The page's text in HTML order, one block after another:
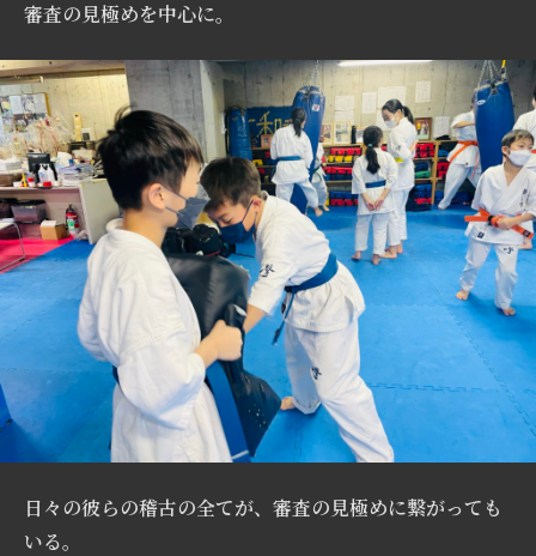
審査の見極めを中心に。
日々の彼らの稽古の全てが、審査の見極めに繋がっても
いる。